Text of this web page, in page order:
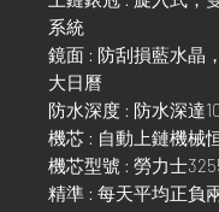
系統
鏡面 : 防刮損藍水晶
大日曆
防水深度 : 防水深達
機芯 : 自動上鏈機械
機芯型號 : 勞力士
精準 : 每天平均正負